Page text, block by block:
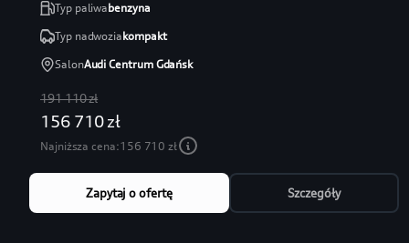
Typ paliwabenzyna
Typ nadwoziakompakt
SalonAudi Centrum Gdańsk
191 110 zł
156 710 zł
Najniższa cena:156 710 zł
Zapytaj o ofertę Szczegóły